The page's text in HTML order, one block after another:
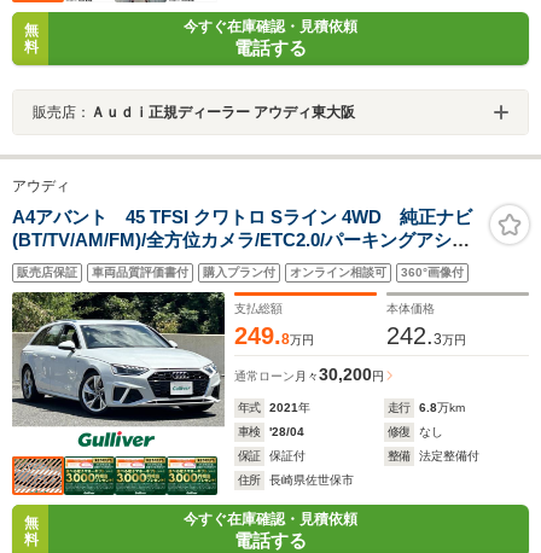
無
料
今すぐ在庫確認・見積依頼
電話する
販売店： Ａｕｄｉ正規ディーラー アウディ東大阪
アウディ
A4アバント 45 TFSI クワトロ Sライン 4WD 純正ナビ
(BT/TV/AM/FM)/全方位カメラ/ETC2.0/パーキングアシス
ト/前部ドライブレコーダー/アイドリングストップ/電動リ
アゲート/D・N席パワーシート/D・N席シートヒター
販売店保証 車両品質評価書付 購入プラン付 オンライン相談可 360°画像付
支払総額
249.8万円
本体価格
242.3万円
通常ローン 月々30,200円
年式 2021年 走行 6.8万km
車検
'28/04 修復
なし
保証
保証付 整備
法定整備付
住所
長崎県佐世保市
無
料
今すぐ在庫確認・見積依頼
電話する